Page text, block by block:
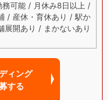
可能 / 月休み8日以上 /
/ 産休・育休あり / 駅か
開あり / まかないあり
ィング
する